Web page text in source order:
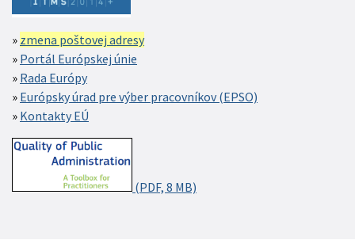
zmena poštovej adresy
Portál Európskej únie
Rada Európy
Európsky úrad pre výber pracovníkov (EPSO)
Kontakty EÚ
(PDF, 8 MB)